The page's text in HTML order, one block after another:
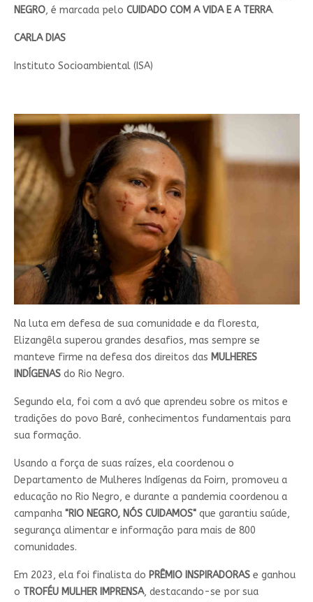
NEGRO, é marcada pelo CUIDADO COM A VIDA E A TERRA.
CARLA DIAS
Instituto Socioambiental (ISA)
Na luta em defesa de sua comunidade e da floresta,
Elizangêla superou grandes desafios, mas sempre se
manteve firme na defesa dos direitos das MULHERES
INDÍGENASdo Rio Negro.
Segundo ela, foi com a avó que aprendeu sobre os mitos e
tradições do povo Baré, conhecimentos fundamentais para
sua formação.
Usando a força de suas raízes, ela coordenou o
Departamento de Mulheres Indígenas da Foirn, promoveu a
educação no Rio Negro, e durante a pandemia coordenou a
campanha "RIO NEGRO, NÓS CUIDAMOS"que garantiu saúde,
segurança alimentar e informação para mais de 800
comunidades.
Em 2023, ela foi finalista do PRÊMIO INSPIRADORASe ganhou
o TROFÉU MULHER IMPRENSA, destacando-se por sua